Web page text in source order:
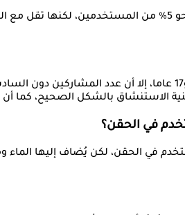
وأكد حمدي أن أكثر الأعراض الجانبية شيوعا هي
الاستنشاق بالشكل الصحيح، كما أن
في الحقن، لكن يُضاف إليها الماء